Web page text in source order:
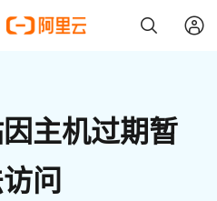
主机过期暂
问